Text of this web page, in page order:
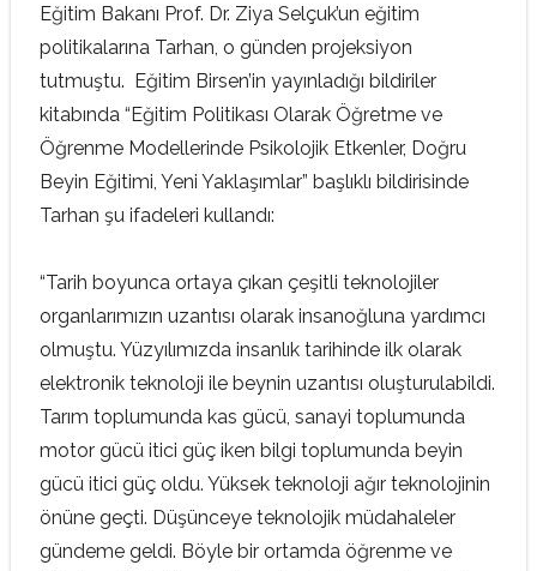
Eğitim Bakanı Prof. Dr. Ziya Selçuk’un eğitim
politikalarına Tarhan, o günden projeksiyon
tutmuştu. Eğitim Birsen’in yayınladığı bildiriler
kitabında “Eğitim Politikası Olarak Öğretme ve
Öğrenme Modellerinde Psikolojik Etkenler, Doğru
Beyin Eğitimi, Yeni Yaklaşımlar” başlıklı bildirisinde
Tarhan şu ifadeleri kullandı:
“Tarih boyunca ortaya çıkan çeşitli teknolojiler
organlarımızın uzantısı olarak insanoğluna yardımcı
olmuştu. Yüzyılımızda insanlık tarihinde ilk olarak
elektronik teknoloji ile beynin uzantısı oluşturulabildi.
Tarım toplumunda kas gücü, sanayi toplumunda
motor gücü itici güç iken bilgi toplumunda beyin
gücü itici güç oldu. Yüksek teknoloji ağır teknolojinin
önüne geçti. Düşünceye teknolojik müdahaleler
gündeme geldi. Böyle bir ortamda öğrenme ve